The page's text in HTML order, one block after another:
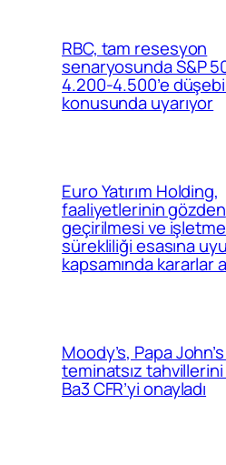
RBC, tam resesyon
senaryosunda S&P
4.200-4.500’e
konusunda uyarıyor
Euro Yatırım Holding,
faaliyetlerinin gözden
geçirilmesi ve
sürekliliği esasına
kapsamında kararlar
Moody’s, Papa
teminatsız
Ba3 CFR’yi onayladı